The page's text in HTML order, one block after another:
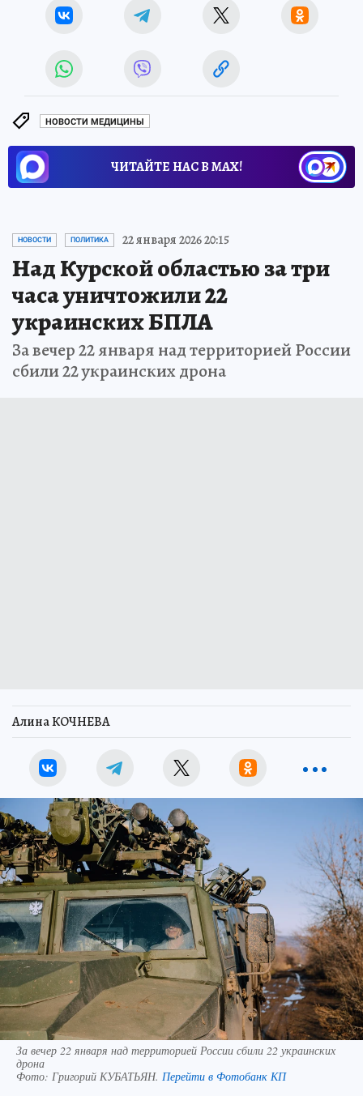
НОВОСТИ МЕДИЦИНЫ
ЧИТАЙТЕ НАС В МАХ!
НОВОСТИ ПОЛИТИКА 22 января 2026 20:15
Над Курской областью за три
часа уничтожили 22
украинских БПЛА
За вечер 22 января над территорией России
сбили 22 украинских дрона
Алина КОЧНЕВА
За вечер 22 января над территорией России сбили 22 украинских
дрона
Фото: Григорий КУБАТЬЯН. Перейти в Фотобанк КП